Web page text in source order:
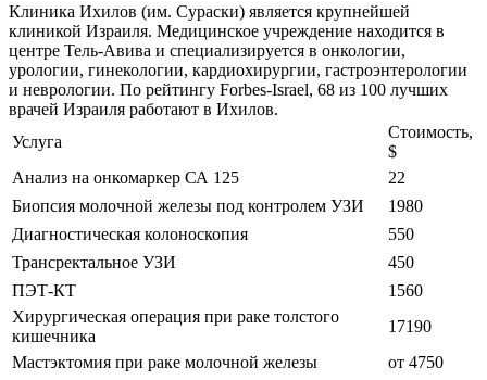
Клиника Ихилов (им. Сураски) является крупнейшей
клиникой Израиля. Медицинское учреждение находится в
центре Тель-Авива и специализируется в онкологии,
урологии, гинекологии, кардиохирургии, гастроэнтерологии
и неврологии. По рейтингу Forbes-Israel, 68 из 100 лучших
врачей Израиля работают в Ихилов.
Услуга
Стоимость,
$
Анализ на онкомаркер СА 125
22
Биопсия молочной железы под контролем УЗИ
1980
Диагностическая колоноскопия
550
Трансректальное УЗИ
450
ПЭТ-КТ
1560
Хирургическая операция при раке толстого
кишечника
17190
Мастэктомия при раке молочной железы
от 4750